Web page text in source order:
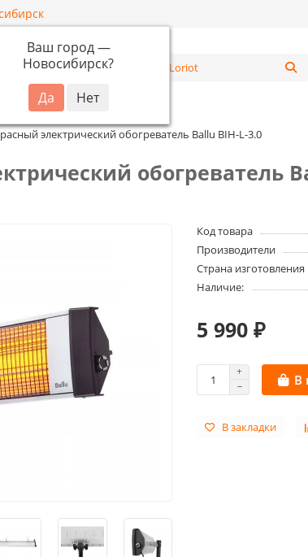
Ваш город —
Новосибирск?
Каталог
электрический обогреватель Ballu BIH-L-3.0
обогреватель
Код товара
Производители
Страна изготовления
Наличие:
5 990 ₽
В
В закладки